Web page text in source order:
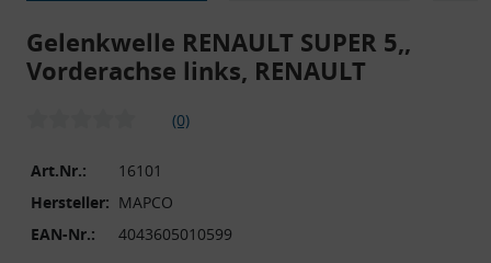
Gelenkwelle RENAULT SUPER 5,,
Vorderachse links, RENAULT
(0)
Art.Nr.:
16101
Hersteller: MAPCO
EAN-Nr.:
4043605010599